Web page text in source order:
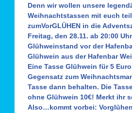
Denn wir wollen unsere
Weihnachtstassen mit euch
zumVorGLÜHEN in die
Freitag, den 28.11. ab 20:00
Glühweinstand vor der
Glühwein aus der Hafenbar
Eine Tasse Glühwein für 5
Gegensatz zum
Tasse dann behalten. Die
ohne Glühwein 10€! Merkt ihr
Also…kommt vorbei: